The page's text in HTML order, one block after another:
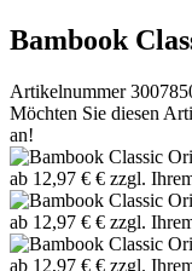
Bambook
Artikelnummer
Möchten Sie diesen
an!